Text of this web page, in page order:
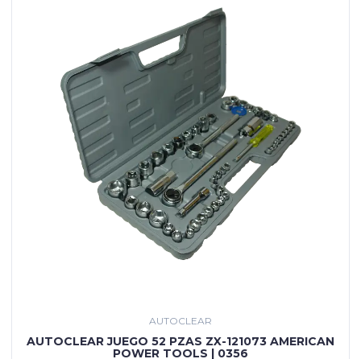
AUTOCLEAR
AUTOCLEAR JUEGO 52 PZAS ZX-121073 AMERICAN
POWER TOOLS | 0356